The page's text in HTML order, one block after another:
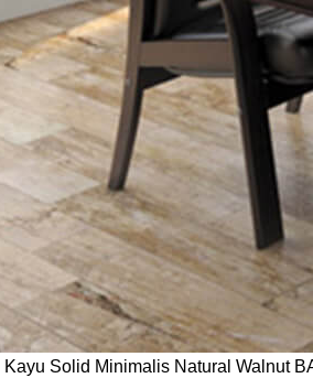
Kayu Solid Minimalis Natural Walnut